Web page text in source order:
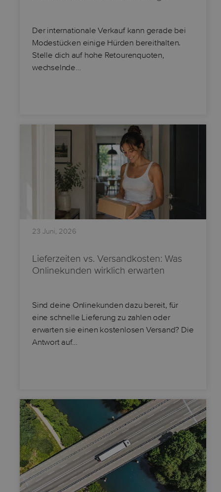
Der internationale Verkauf kann gerade bei
Modestücken einige Hürden bereithalten.
Stelle dich auf hohe Retourenquoten,
wechselnde…
23 Juni, 2026
Lieferzeiten vs. Versandkosten: Was
Onlinekunden wirklich erwarten
Sind deine Onlinekunden dazu bereit, für
eine schnelle Lieferung zu zahlen oder
erwarten sie einen kostenlosen Versand? Die
Antwort auf…